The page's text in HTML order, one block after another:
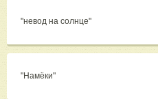
"невод на солнце"
"Намёки"